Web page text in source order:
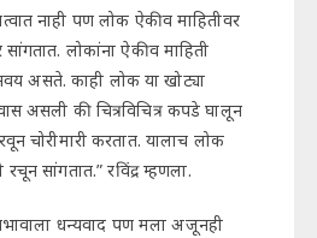
नाही पण लोक ऐकीव माहितीवर
लोकांना ऐकीव माहिती
असते. काही लोक या खोट्या
असली की चित्रविचित्र कपडे घालून
चोरीमारी करतात. यालाच लोक
सांगतात.” रविंद्र म्हणला.
धन्यवाद पण मला अजूनही